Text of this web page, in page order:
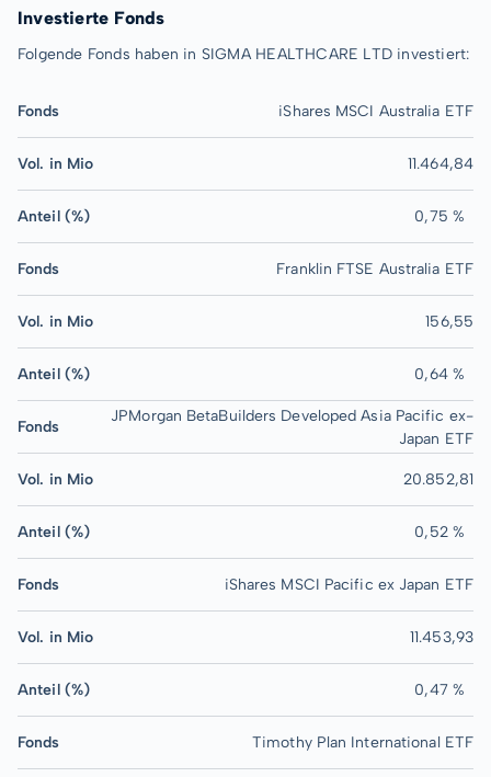
Investierte Fonds
Folgende Fonds haben in SIGMA HEALTHCARE LTD investiert:
Fonds iShares MSCI Australia ETF
Vol. in Mio 11.464,84
Anteil (%) 0,75 %
Fonds Franklin FTSE Australia ETF
Vol. in Mio 156,55
Anteil (%) 0,64 %
Fonds
JPMorgan BetaBuilders Developed Asia Pacific ex-
Japan ETF
Vol. in Mio 20.852,81
Anteil (%) 0,52 %
Fonds iShares MSCI Pacific ex Japan ETF
Vol. in Mio 11.453,93
Anteil (%) 0,47 %
Fonds Timothy Plan International ETF